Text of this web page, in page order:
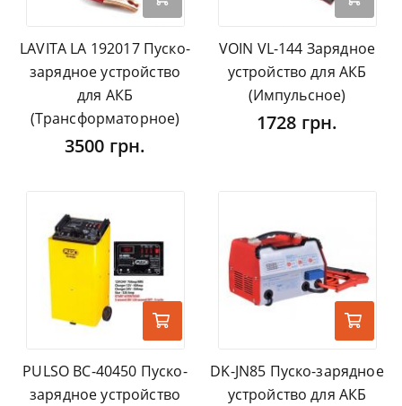
LAVITA LA 192017 Пуско-
зарядное устройство
для АКБ
(Трансформаторное)
3500 грн.
VOIN VL-144 Зарядное
устройство для АКБ
(Импульсное)
1728 грн.
PULSO BC-40450 Пуско-
зарядное устройство
DK-JN85 Пуско-зарядное
устройство для АКБ